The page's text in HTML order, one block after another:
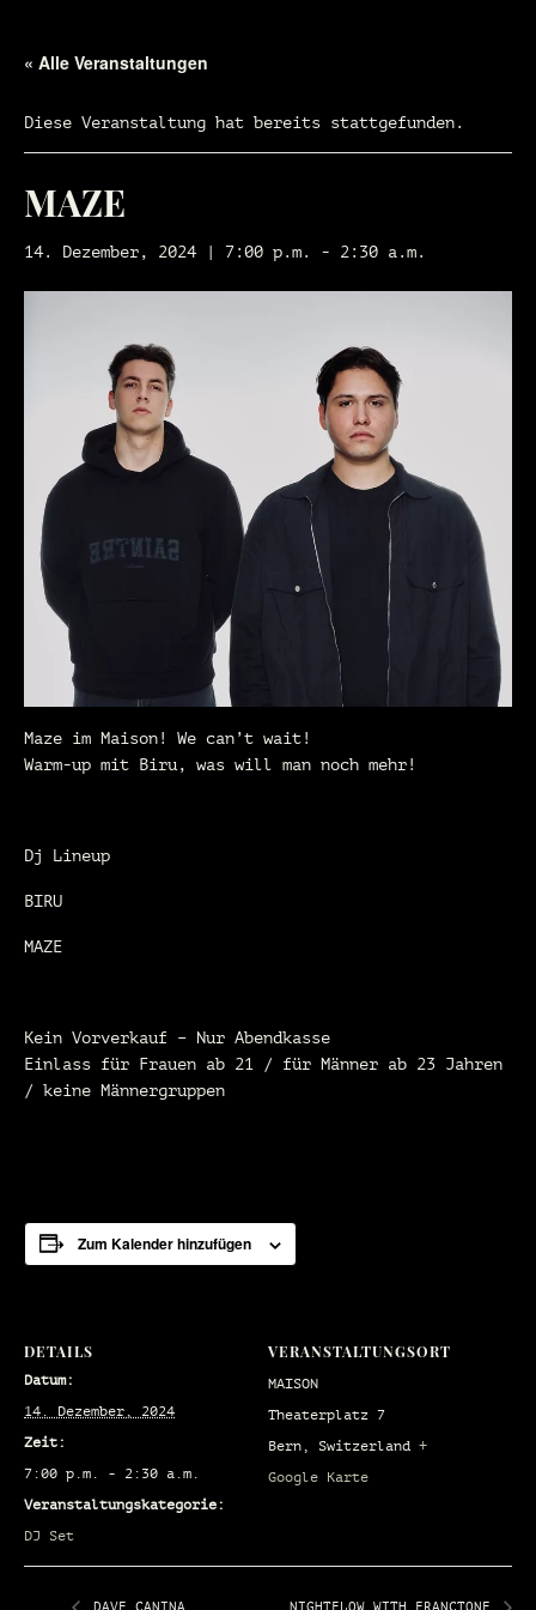
« Alle Veranstaltungen
Diese Veranstaltung hat bereits stattgefunden.
MAZE
14. Dezember, 2024 | 7:00 p.m. - 2:30 a.m.
Maze im Maison! We can’t wait!
Warm-up mit Biru, was will man noch mehr!
Dj Lineup
BIRU
MAZE
Kein Vorverkauf – Nur Abendkasse
Einlass für Frauen ab 21 / für Männer ab 23 Jahren
/ keine Männergruppen
Zum Kalender hinzufügen
DETAILS
Datum:
14. Dezember, 2024
Zeit:
7:00 p.m. - 2:30 a.m.
Veranstaltungskategorie:
DJ Set
VERANSTALTUNGSORT
MAISON
Theaterplatz 7
Bern
Switzerland +
Google Karte